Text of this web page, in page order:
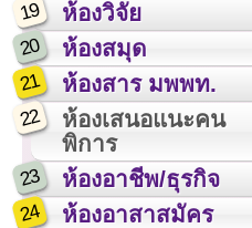
19 ห้องวิจัย
20 ห้องสมุด
21 ห้องสาร มพพท.
22
ห้องเสนอแนะคน
พิการ
23 ห้องอาชีพ/ธุรกิจ
24 ห้องอาสาสมัคร